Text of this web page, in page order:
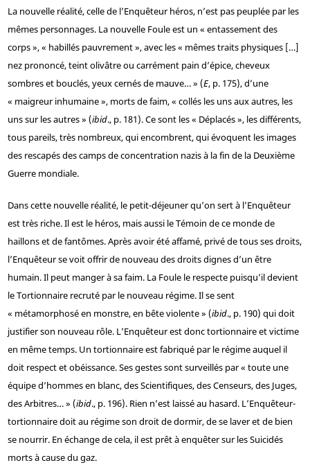
La nouvelle réalité, celle de l’Enquêteur héros, n’est pas peuplée par les
mêmes personnages. La nouvelle Foule est un « entassement des
corps », « habillés pauvrement », avec les « mêmes traits physiques […]
nez prononcé, teint olivâtre ou carrément pain d’épice, cheveux
sombres et bouclés, yeux cernés de mauve… » (E, p. 175), d’une
« maigreur inhumaine », morts de faim, « collés les uns aux autres, les
uns sur les autres » (ibid., p. 181). Ce sont les « Déplacés », les différents,
tous pareils, très nombreux, qui encombrent, qui évoquent les images
des rescapés des camps de concentration nazis à la fin de la Deuxième
Guerre mondiale.
Dans cette nouvelle réalité, le petit-déjeuner qu’on sert à l’Enquêteur
est très riche. Il est le héros, mais aussi le Témoin de ce monde de
haillons et de fantômes. Après avoir été affamé, privé de tous ses droits,
l’Enquêteur se voit offrir de nouveau des droits dignes d’un être
humain. Il peut manger à sa faim. La Foule le respecte puisqu’il devient
le Tortionnaire recruté par le nouveau régime. Il se sent
« métamorphosé en monstre, en bête violente » (ibid., p. 190) qui doit
justifier son nouveau rôle. L’Enquêteur est donc tortionnaire et victime
en même temps. Un tortionnaire est fabriqué par le régime auquel il
doit respect et obéissance. Ses gestes sont surveillés par « toute une
équipe d’hommes en blanc, des Scientifiques, des Censeurs, des Juges,
des Arbitres… » (ibid., p. 196). Rien n’est laissé au hasard. L’Enquêteur-
tortionnaire doit au régime son droit de dormir, de se laver et de bien
se nourrir. En échange de cela, il est prêt à enquêter sur les Suicidés
morts à cause du gaz.